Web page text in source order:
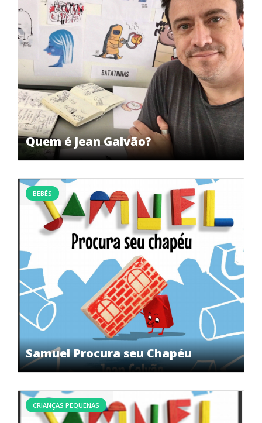
Quem é Jean Galvão?
Samuel Procura seu Chapéu
BEBÊS
CRIANÇAS PEQUENAS